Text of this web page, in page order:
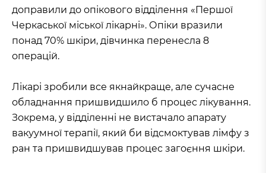
доправили до опікового відділення «Першої
Черкаської міської лікарні». Опіки вразили
понад 70% шкіри, дівчинка перенесла 8
операцій.
Лікарі зробили все якнайкраще, але сучасне
обладнання пришвидшило б процес лікування.
Зокрема, у відділенні не вистачало апарату
вакуумної терапії, який би відсмоктував лімфу з
ран та пришвидшував процес загоєння шкіри.